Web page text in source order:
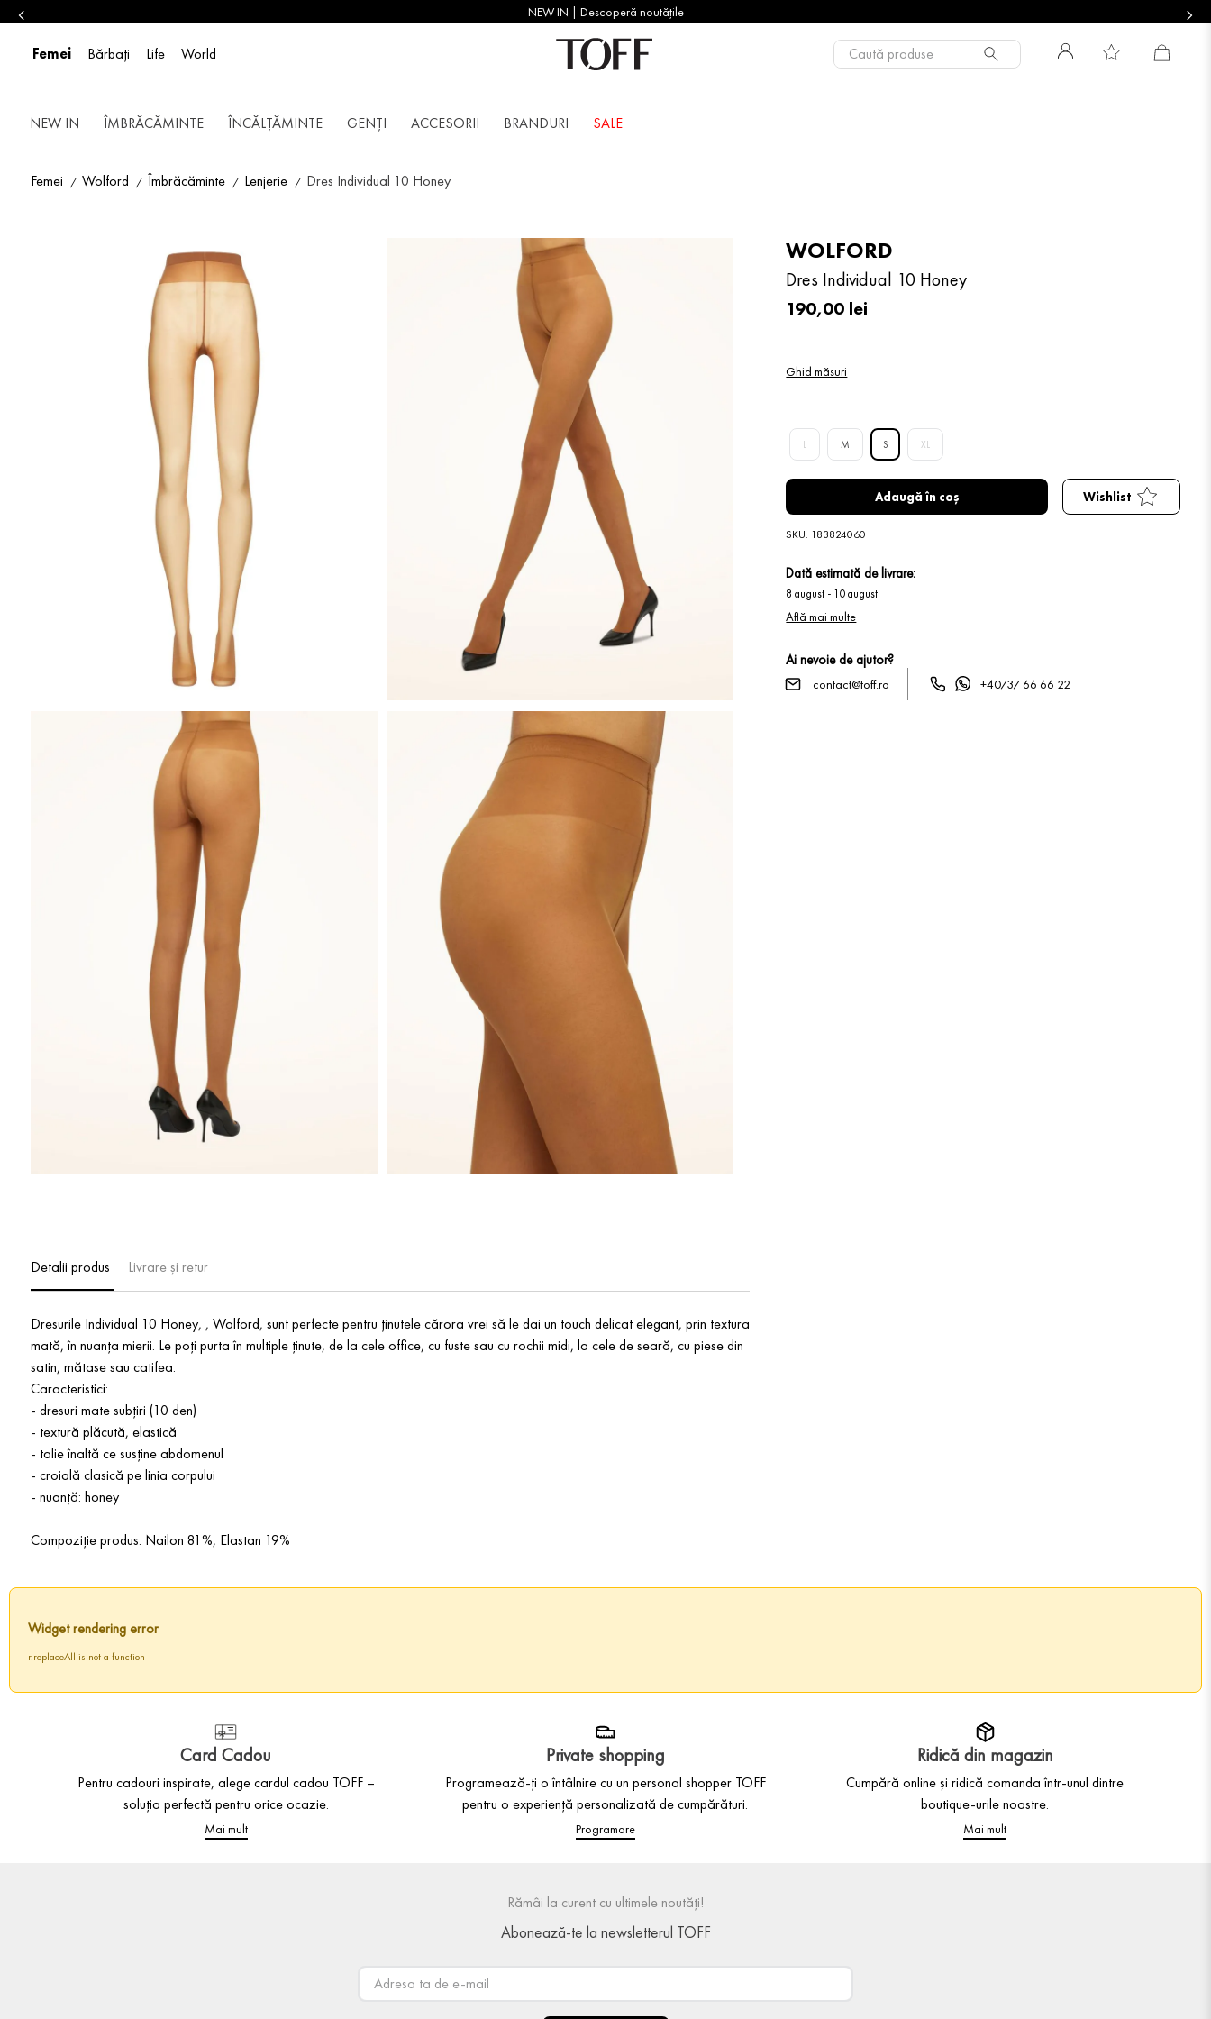
NEW IN | Descoperă noutățile
Femei Bărbați Life World Caută produse
NEW IN ÎMBRĂCĂMINTE ÎNCĂLȚĂMINTE GENȚI ACCESORII BRANDURI SALE
Femei Wolford Îmbrăcăminte Lenjerie Dres Individual 10 Honey
WOLFORD
Dres Individual 10 Honey
190,00 lei
Ghid măsuri
L M S XL
Adaugă în coș Wishlist
SKU: 183824060
Dată estimată de livrare:
8 august - 10 august
Află mai multe
Ai nevoie de ajutor?
contact@toff.ro +40737 66 66 22
Detalii produs Livrare și retur
Dresurile Individual 10 Honey, , Wolford, sunt perfecte pentru ținutele cărora vrei să le dai un touch delicat elegant, prin textura
mată, în nuanța mierii. Le poți purta în multiple ținute, de la cele office, cu fuste sau cu rochii midi, la cele de seară, cu piese din
satin, mătase sau catifea.
Caracteristici:
- dresuri mate subțiri (10 den)
- textură plăcută, elastică
- talie înaltă ce susține abdomenul
- croială clasică pe linia corpului
- nuanță: honey
Compoziție produs: Nailon 81%, Elastan 19%
Widget rendering error
r.replaceAll is not a function
Card Cadou
Pentru cadouri inspirate, alege cardul cadou TOFF –
soluția perfectă pentru orice ocazie.
Mai mult
Private shopping
Programează-ți o întâlnire cu un personal shopper TOFF
pentru o experiență personalizată de cumpărături.
Programare
Ridică din magazin
Cumpără online și ridică comanda într-unul dintre
boutique-urile noastre.
Mai mult
Rămâi la curent cu ultimele noutăți!
Abonează-te la newsletterul TOFF